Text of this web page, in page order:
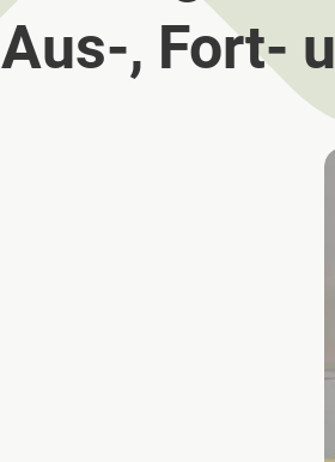
Aus-, Fort-